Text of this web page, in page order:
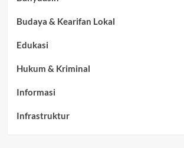
Budaya & Kearifan Lokal
Edukasi
Hukum & Kriminal
Informasi
Infrastruktur